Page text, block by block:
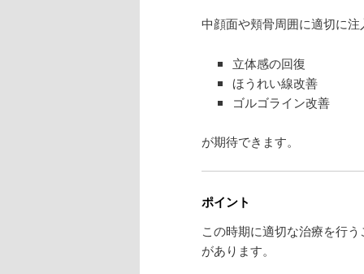
中顔面や頬骨周囲に適切に
立体感の回復
ほうれい線改善
ゴルゴライン改善
が期待できます。
ポイント
この時期に適切な治療を行
があります。